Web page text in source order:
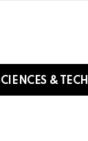
& TECH